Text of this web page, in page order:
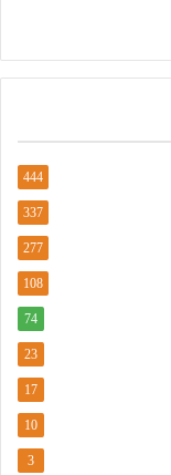
444
337
277
108
74
23
17
10
3